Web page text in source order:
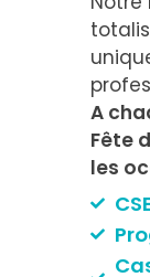
A
Fête
les